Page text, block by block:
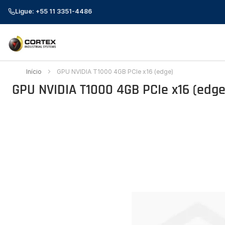
Ligue: +55 11 3351-4486
Início GPU NVIDIA T1000 4GB PCIe x16 (edge)
GPU NVIDIA T1000 4GB PCIe x16